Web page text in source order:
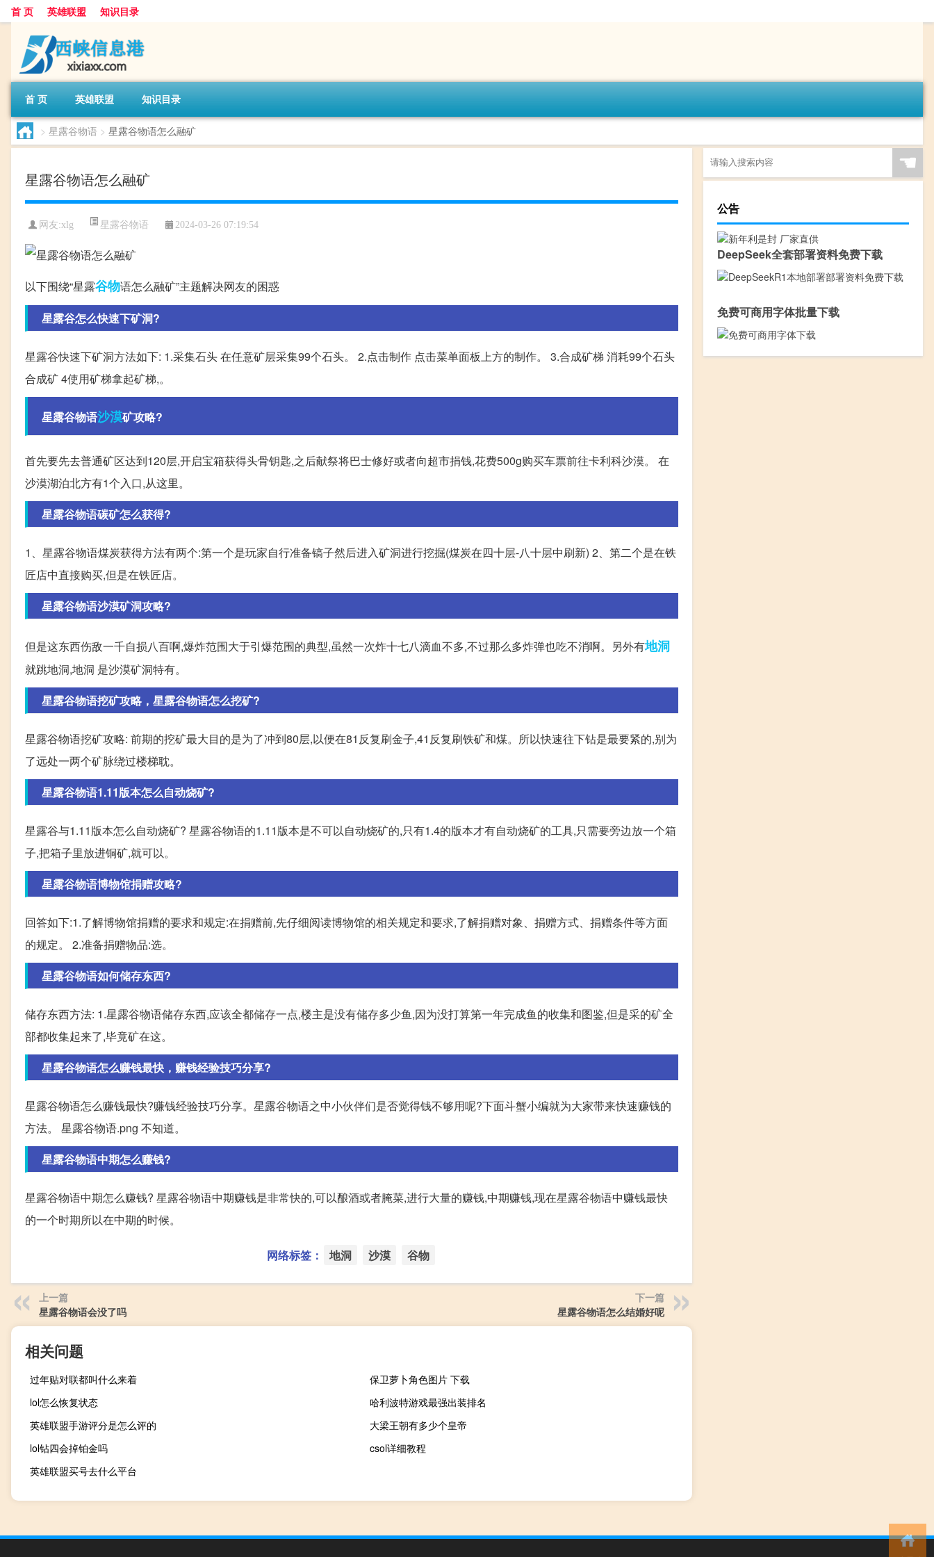
首 页 英雄联盟 知识目录
首 页 英雄联盟 知识目录
> 星露谷物语 > 星露谷物语怎么融矿
星露谷物语怎么融矿
网友:xlg 星露谷物语 2024-03-26 07:19:54
以下围绕“星露谷物语怎么融矿”主题解决网友的困惑
星露谷怎么快速下矿洞?
星露谷快速下矿洞方法如下: 1.采集石头 在任意矿层采集99个石头。 2.点击制作 点击菜单面板上方的制作。 3.合成矿梯 消耗99个石头
合成矿 4使用矿梯拿起矿梯,。
星露谷物语沙漠矿攻略?
首先要先去普通矿区达到120层,开启宝箱获得头骨钥匙,之后献祭将巴士修好或者向超市捐钱,花费500g购买车票前往卡利科沙漠。 在
沙漠湖泊北方有1个入口,从这里。
星露谷物语碳矿怎么获得?
1、星露谷物语煤炭获得方法有两个:第一个是玩家自行准备镐子然后进入矿洞进行挖掘(煤炭在四十层-八十层中刷新) 2、第二个是在铁
匠店中直接购买,但是在铁匠店。
星露谷物语沙漠矿洞攻略?
但是这东西伤敌一千自损八百啊,爆炸范围大于引爆范围的典型,虽然一次炸十七八滴血不多,不过那么多炸弹也吃不消啊。另外有地洞
就跳地洞,地洞 是沙漠矿洞特有。
星露谷物语挖矿攻略，星露谷物语怎么挖矿?
星露谷物语挖矿攻略: 前期的挖矿最大目的是为了冲到80层,以便在81反复刷金子,41反复刷铁矿和煤。所以快速往下钻是最要紧的,别为
了远处一两个矿脉绕过楼梯耽。
星露谷物语1.11版本怎么自动烧矿?
星露谷与1.11版本怎么自动烧矿? 星露谷物语的1.11版本是不可以自动烧矿的,只有1.4的版本才有自动烧矿的工具,只需要旁边放一个箱
子,把箱子里放进铜矿,就可以。
星露谷物语博物馆捐赠攻略?
回答如下:1.了解博物馆捐赠的要求和规定:在捐赠前,先仔细阅读博物馆的相关规定和要求,了解捐赠对象、捐赠方式、捐赠条件等方面
的规定。 2.准备捐赠物品:选。
星露谷物语如何储存东西?
储存东西方法: 1.星露谷物语储存东西,应该全都储存一点,楼主是没有储存多少鱼,因为没打算第一年完成鱼的收集和图鉴,但是采的矿全
部都收集起来了,毕竟矿在这。
星露谷物语怎么赚钱最快，赚钱经验技巧分享?
星露谷物语怎么赚钱最快?赚钱经验技巧分享。星露谷物语之中小伙伴们是否觉得钱不够用呢?下面斗蟹小编就为大家带来快速赚钱的
方法。 星露谷物语.png 不知道。
星露谷物语中期怎么赚钱?
星露谷物语中期怎么赚钱? 星露谷物语中期赚钱是非常快的,可以酿酒或者腌菜,进行大量的赚钱,中期赚钱,现在星露谷物语中赚钱最快
的一个时期所以在中期的时候。
网络标签： 地洞 沙漠 谷物
上一篇
星露谷物语会没了吗
下一篇
星露谷物语怎么结婚好呢
相关问题
过年贴对联都叫什么来着
保卫萝卜角色图片 下载
lol怎么恢复状态
哈利波特游戏最强出装排名
英雄联盟手游评分是怎么评的
大梁王朝有多少个皇帝
lol钻四会掉铂金吗
csol详细教程
英雄联盟买号去什么平台
☚
公告
DeepSeek全套部署资料免费下载
免费可商用字体批量下载